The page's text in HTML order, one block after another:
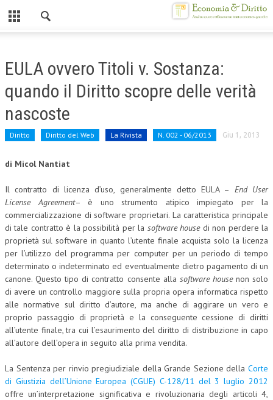
CHI SIAMO
ORGANIZZAZIONE
DIREZIONE SCIENTIFICA
ALTA FORMAZIONE
CORSI CE.S.E.D.
ARCHIVIO CORSI 2015
DIVENTA SOCIO
LA RIVISTA
EULA ovvero Titoli v. Sostanza:
quando il Diritto scopre delle verità
nascoste
Diritto Diritto del Web La Rivista N. 002 - 06/2013 Giu 1, 2013
di Micol Nantiat
Il contratto di licenza d’uso, generalmente detto EULA – End User
License Agreement– è uno strumento atipico impiegato per la
commercializzazione di software proprietari. La caratteristica principale
di tale contratto è la possibilità per la software housedi non perdere la
proprietà sul software in quanto l’utente finale acquista solo la licenza
per l’utilizzo del programma per computer per un periodo di tempo
determinato o indeterminato ed eventualmente dietro pagamento di un
canone. Questo tipo di contratto consente alla software housenon solo
di avere un controllo maggiore sulla propria opera informatica rispetto
alle normative sul diritto d’autore, ma anche di aggirare un vero e
proprio passaggio di proprietà e la conseguente cessione di diritti
all’utente finale, tra cui l’esaurimento del diritto di distribuzione in capo
all’autore dell’opera in seguito alla prima vendita.
La Sentenza per rinvio pregiudiziale della Grande Sezione della Corte
di Giustizia dell’Unione Europea (CGUE) C-128/11 del 3 luglio 2012
offre un’interpretazione significativa e rivoluzionaria degli articoli 4,